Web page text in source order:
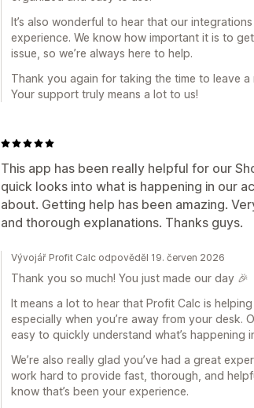
It’s also wonderful to hear that our
experience. We know how important it is to
issue, so we’re always here to help.
Thank you again for taking the time to leave
Your support truly means a lot to us!
This app has been really helpful for our
quick looks into what is happening in our
about. Getting help has been amazing.
and thorough explanations. Thanks guys.
Vývojář Profit Calc odpověděl 19. červen 2026
Thank you so much! You just made our day 🎉
It means a lot to hear that Profit Calc is
especially when you’re away from your desk.
easy to quickly understand what’s happening
We’re also really glad you’ve had a great
work hard to provide fast, thorough, and
know that’s been your experience.